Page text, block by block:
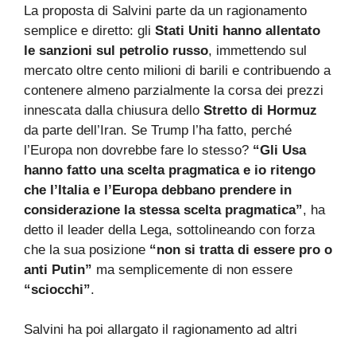
La proposta di Salvini parte da un ragionamento
semplice e diretto: gli Stati Uniti hanno allentato
le sanzioni sul petrolio russo, immettendo sul
mercato oltre cento milioni di barili e contribuendo a
contenere almeno parzialmente la corsa dei prezzi
innescata dalla chiusura dello Stretto di Hormuz
da parte dell’Iran. Se Trump l’ha fatto, perché
l’Europa non dovrebbe fare lo stesso? “Gli Usa
hanno fatto una scelta pragmatica e io ritengo
che l’Italia e l’Europa debbano prendere in
considerazione la stessa scelta pragmatica”, ha
detto il leader della Lega, sottolineando con forza
che la sua posizione “non si tratta di essere pro o
anti Putin” ma semplicemente di non essere
“sciocchi”.
Salvini ha poi allargato il ragionamento ad altri